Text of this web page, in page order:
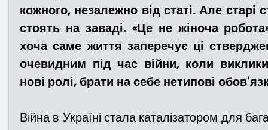
Медицина Новини ДТП
Адмінпротокол Свята Поліція
Війна Розмінування Добровільна
кожного, незалежно від статі. Але старі
стоять на заваді. «Це не жіноча
хоча саме життя заперечує ці
очевидним під час війни, коли
нові ролі, брати на себе нетипові
Війна в Україні стала каталізатором для